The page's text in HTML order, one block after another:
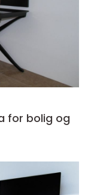
for bolig og